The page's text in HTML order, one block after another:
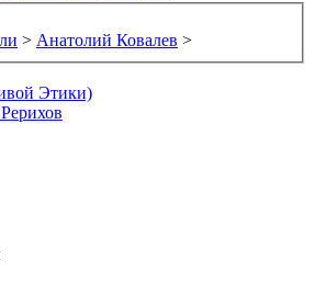
> Анатолий Ковалев >
Этики)